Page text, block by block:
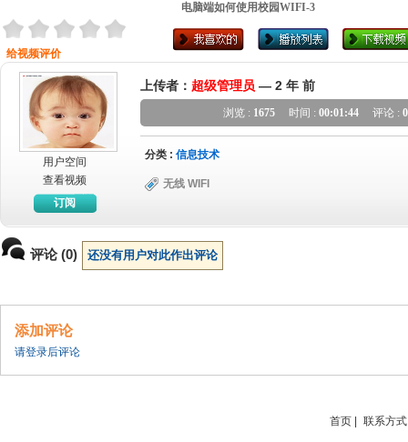
电脑端如何使用校园WIFI-3
给视频评价
用户空间
查看视频
订阅
上传者： 超级管理员 — 2 年 前
浏览 : 1675 时间 : 00:01:44 评论 : 0
分类 : 信息技术
无线 WIFI
评论 (0) 还没有用户对此作出评论
添加评论
请登录后评论
首页 联系方式